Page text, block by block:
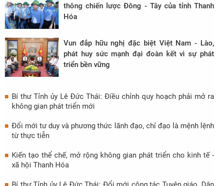
thông chiến lược Đông - Tây của tỉnh Thanh
Hóa
Vun đắp hữu nghị đặc biệt Việt Nam - Lào,
phát huy sức mạnh đại đoàn kết vì sự phát
triển bền vững
Bí thư Tỉnh ủy Lê Đức Thái: Điều chỉnh quy hoạch phải mở ra
không gian phát triển mới
Đổi mới tư duy và phương thức lãnh đạo, chỉ đạo là mệnh lệnh
từ thực tiễn
Kiến tạo thể chế, mở rộng không gian phát triển cho kinh tế -
xã hội Thanh Hóa